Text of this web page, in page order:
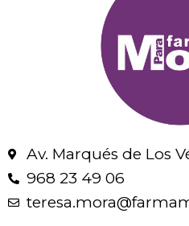
Av. Marqués de Los
968 23 49 06